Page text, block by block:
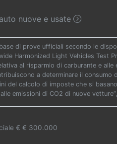
nuove e usate
di prove ufficiali secondo le
Harmonized Light Vehicles Test
al risparmio di carburante e
a determinare il consumo
del calcolo di imposte che si
emissioni di CO2 di nuove
€ € 300.000